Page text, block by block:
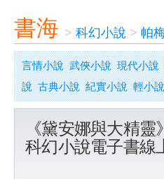
書海 > 科幻小說 > 帕
言情小說 武俠小說 現代小說
說 古典小說 紀實小說 輕小說
《黛安娜與大精
科幻小說電子書線